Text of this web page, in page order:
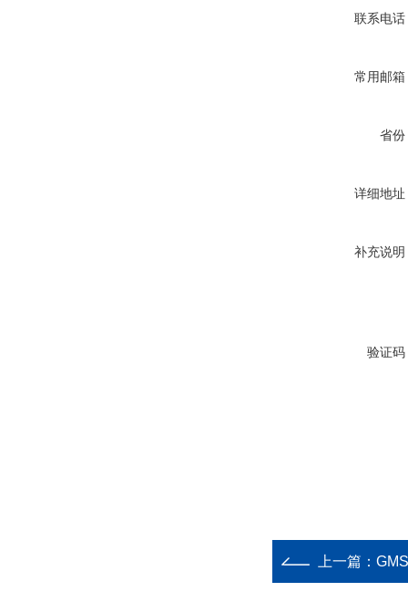
联系电话
常用邮箱
省份
详细地址
补充说明
验证码
上一篇：